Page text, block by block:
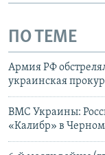
ПО ТЕМЕ
Армия РФ
украинская
ВМС Украины:
«Калибр» в